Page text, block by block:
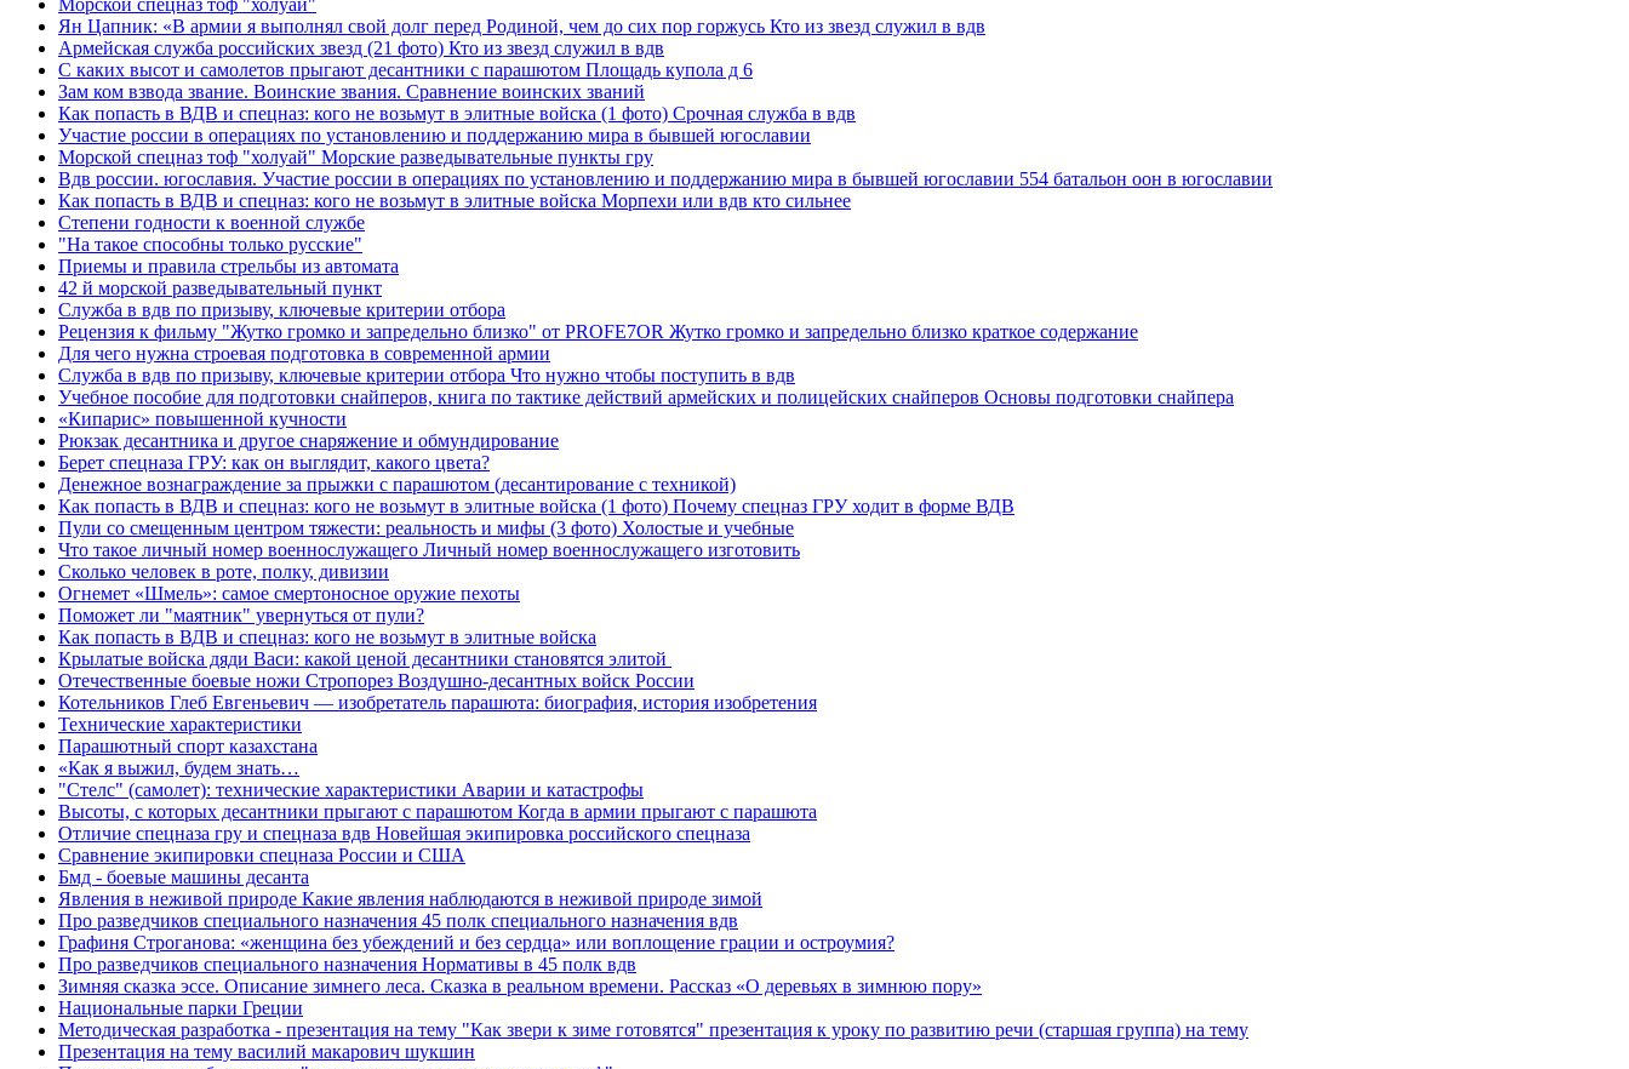
Морской спецназ тоф "холуай"
Ян Цапник: «В армии я выполнял свой долг перед Родиной, чем до сих пор горжусь Кто из звезд служил в вдв
Армейская служба российских звезд (21 фото) Кто из звезд служил в вдв
С каких высот и самолетов прыгают десантники с парашютом Площадь купола д 6
Зам ком взвода звание. Воинские звания. Сравнение воинских званий
Как попасть в ВДВ и спецназ: кого не возьмут в элитные войска (1 фото) Срочная служба в вдв
Участие россии в операциях по установлению и поддержанию мира в бывшей югославии
Морской спецназ тоф "холуай" Морские разведывательные пункты гру
Вдв россии. югославия. Участие россии в операциях по установлению и поддержанию мира в бывшей югославии 554 батальон оон в югославии
Как попасть в ВДВ и спецназ: кого не возьмут в элитные войска Морпехи или вдв кто сильнее
Степени годности к военной службе
"На такое способны только русские"
Приемы и правила стрельбы из автомата
42 й морской разведывательный пункт
Служба в вдв по призыву, ключевые критерии отбора
Рецензия к фильму "Жутко громко и запредельно близко" от PROFE7OR Жутко громко и запредельно близко краткое содержание
Для чего нужна строевая подготовка в современной армии
Служба в вдв по призыву, ключевые критерии отбора Что нужно чтобы поступить в вдв
Учебное пособие для подготовки снайперов, книга по тактике действий армейских и полицейских снайперов Основы подготовки снайпера
«Кипарис» повышенной кучности
Рюкзак десантника и другое снаряжение и обмундирование
Берет спецназа ГРУ: как он выглядит, какого цвета?
Денежное вознаграждение за прыжки с парашютом (десантирование с техникой)
Как попасть в ВДВ и спецназ: кого не возьмут в элитные войска (1 фото) Почему спецназ ГРУ ходит в форме ВДВ
Пули со смещенным центром тяжести: реальность и мифы (3 фото) Холостые и учебные
Что такое личный номер военнослужащего Личный номер военнослужащего изготовить
Сколько человек в роте, полку, дивизии
Огнемет «Шмель»: самое смертоносное оружие пехоты
Поможет ли "маятник" увернуться от пули?
Как попасть в ВДВ и спецназ: кого не возьмут в элитные войска
Крылатые войска дяди Васи: какой ценой десантники становятся элитой
Отечественные боевые ножи Стропорез Воздушно-десантных войск России
Котельников Глеб Евгеньевич — изобретатель парашюта: биография, история изобретения
Технические характеристики
Парашютный спорт казахстана
«Как я выжил, будем знать…
"Стелс" (самолет): технические характеристики Аварии и катастрофы
Высоты, с которых десантники прыгают с парашютом Когда в армии прыгают с парашюта
Отличие спецназа гру и спецназа вдв Новейшая экипировка российского спецназа
Сравнение экипировки спецназа России и США
Бмд - боевые машины десанта
Явления в неживой природе Какие явления наблюдаются в неживой природе зимой
Про разведчиков специального назначения 45 полк специального назначения вдв
Графиня Строганова: «женщина без убеждений и без сердца» или воплощение грации и остроумия?
Про разведчиков специального назначения Нормативы в 45 полк вдв
Зимняя сказка эссе. Описание зимнего леса. Сказка в реальном времени. Рассказ «О деревьях в зимнюю пору»
Национальные парки Греции
Методическая разработка - презентация на тему "Как звери к зиме готовятся" презентация к уроку по развитию речи (старшая группа) на тему
Презентация на тему василий макарович шукшин